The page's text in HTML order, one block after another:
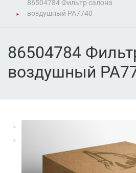
86504784 Фильтр салона
воздушный PA7740
86504784
воздушный